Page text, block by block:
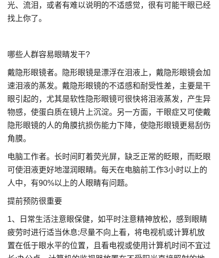
光、流泪，或者有难以说明的不适感觉，很有可能干眼已经
找上你了。
哪些人群容易眼睛发干?
戴隐形眼镜者。隐形眼镜是漂浮在泪液上，戴隐形眼镜会加
速泪液的蒸发。戴隐形眼镜的不适感和耐受性差，主要是干
眼引起的，尤其是软性隐形眼镜可很快将泪液蒸发，产生异
物感，使蛋白质在镜片上沉淀。另一方面，干眼症又可使戴
隐形眼镜的人的角膜抗损伤能力下降，使隐形眼镜更易刮伤
角膜。
电脑工作者。长时间盯着荧光屏，缺乏正常的眨眼，而眨眼
可使泪液更好地湿润眼睛。每天在电脑前工作3小时以上的
人中，有90%以上的人眼睛有问题。
提前预防很重要
1、日常生活注意眼保健，如平时注意精神放松，感到眼睛
疲劳时进行适当休息;尽量不向上看，将电视机或计算机放
置在低于眼水平的位置，且看电视或使用计算机时间不宜过